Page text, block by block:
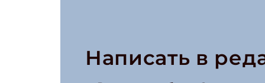
Написать в